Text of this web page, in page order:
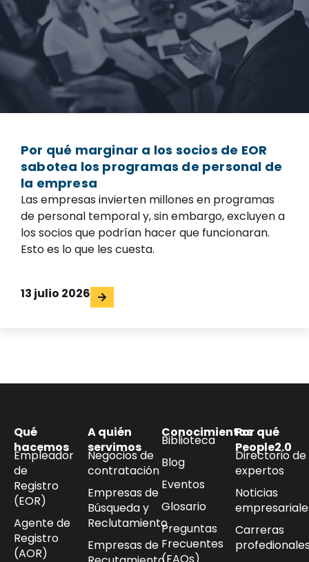
Por qué marginar a los socios de EOR
sabotea los programas de personal de
la empresa
Las empresas invierten millones en programas
de personal temporal y, sin embargo, excluyen a
los socios que podrían hacer que funcionaran.
Esto es lo que les cuesta.
13 julio 2026
Qué
hacemos
Empleador
de
Registro
(EOR)
Agente de
Registro
(AOR)
A quién
servimos
Negocios de
contratación
Empresas de
Búsqueda y
Reclutamiento
Empresas de
Conocimientos
Biblioteca
Blog
Eventos
Glosario
Preguntas
Frecuentes
(FAQs)
Por qué
People2.0
Directorio de
expertos
Noticias
Carreras